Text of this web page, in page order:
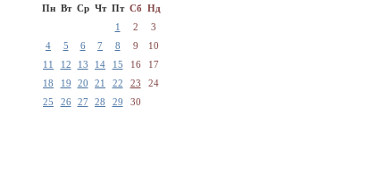
Пн Вт Ср Чт Пт Сб Нд
1
2
3
4
5 6 7 8 9
10
11
12 13 14 15 16
17
18
19 20 21 22 23
24
25
26 27 28 29 30